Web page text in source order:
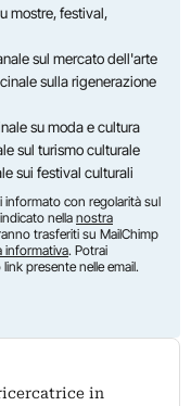
mostre, festival,
sul mercato dell'arte
sulla rigenerazione
su moda e cultura
sul turismo culturale
sui festival culturali
informato con regolarità sul
nella nostra
trasferiti su MailChimp
informativa. Potrai
presente nelle email.
in